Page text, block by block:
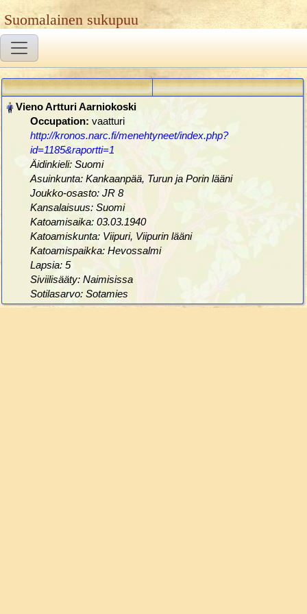
Suomalainen sukupuu
Occupation: vaatturi
http://kronos.narc.fi/menehtyneet/index.php?
id=1185&raportti=1
Äidinkieli: Suomi
Asuinkunta: Kankaanpää, Turun ja Porin lääni
Joukko-osasto: JR 8
Kansalaisuus: Suomi
Katoamisaika: 03.03.1940
Katoamiskunta: Viipuri, Viipurin lääni
Katoamispaikka: Hevossalmi
Lapsia: 5
Siviilisääty: Naimisissa
Sotilasarvo: Sotamies